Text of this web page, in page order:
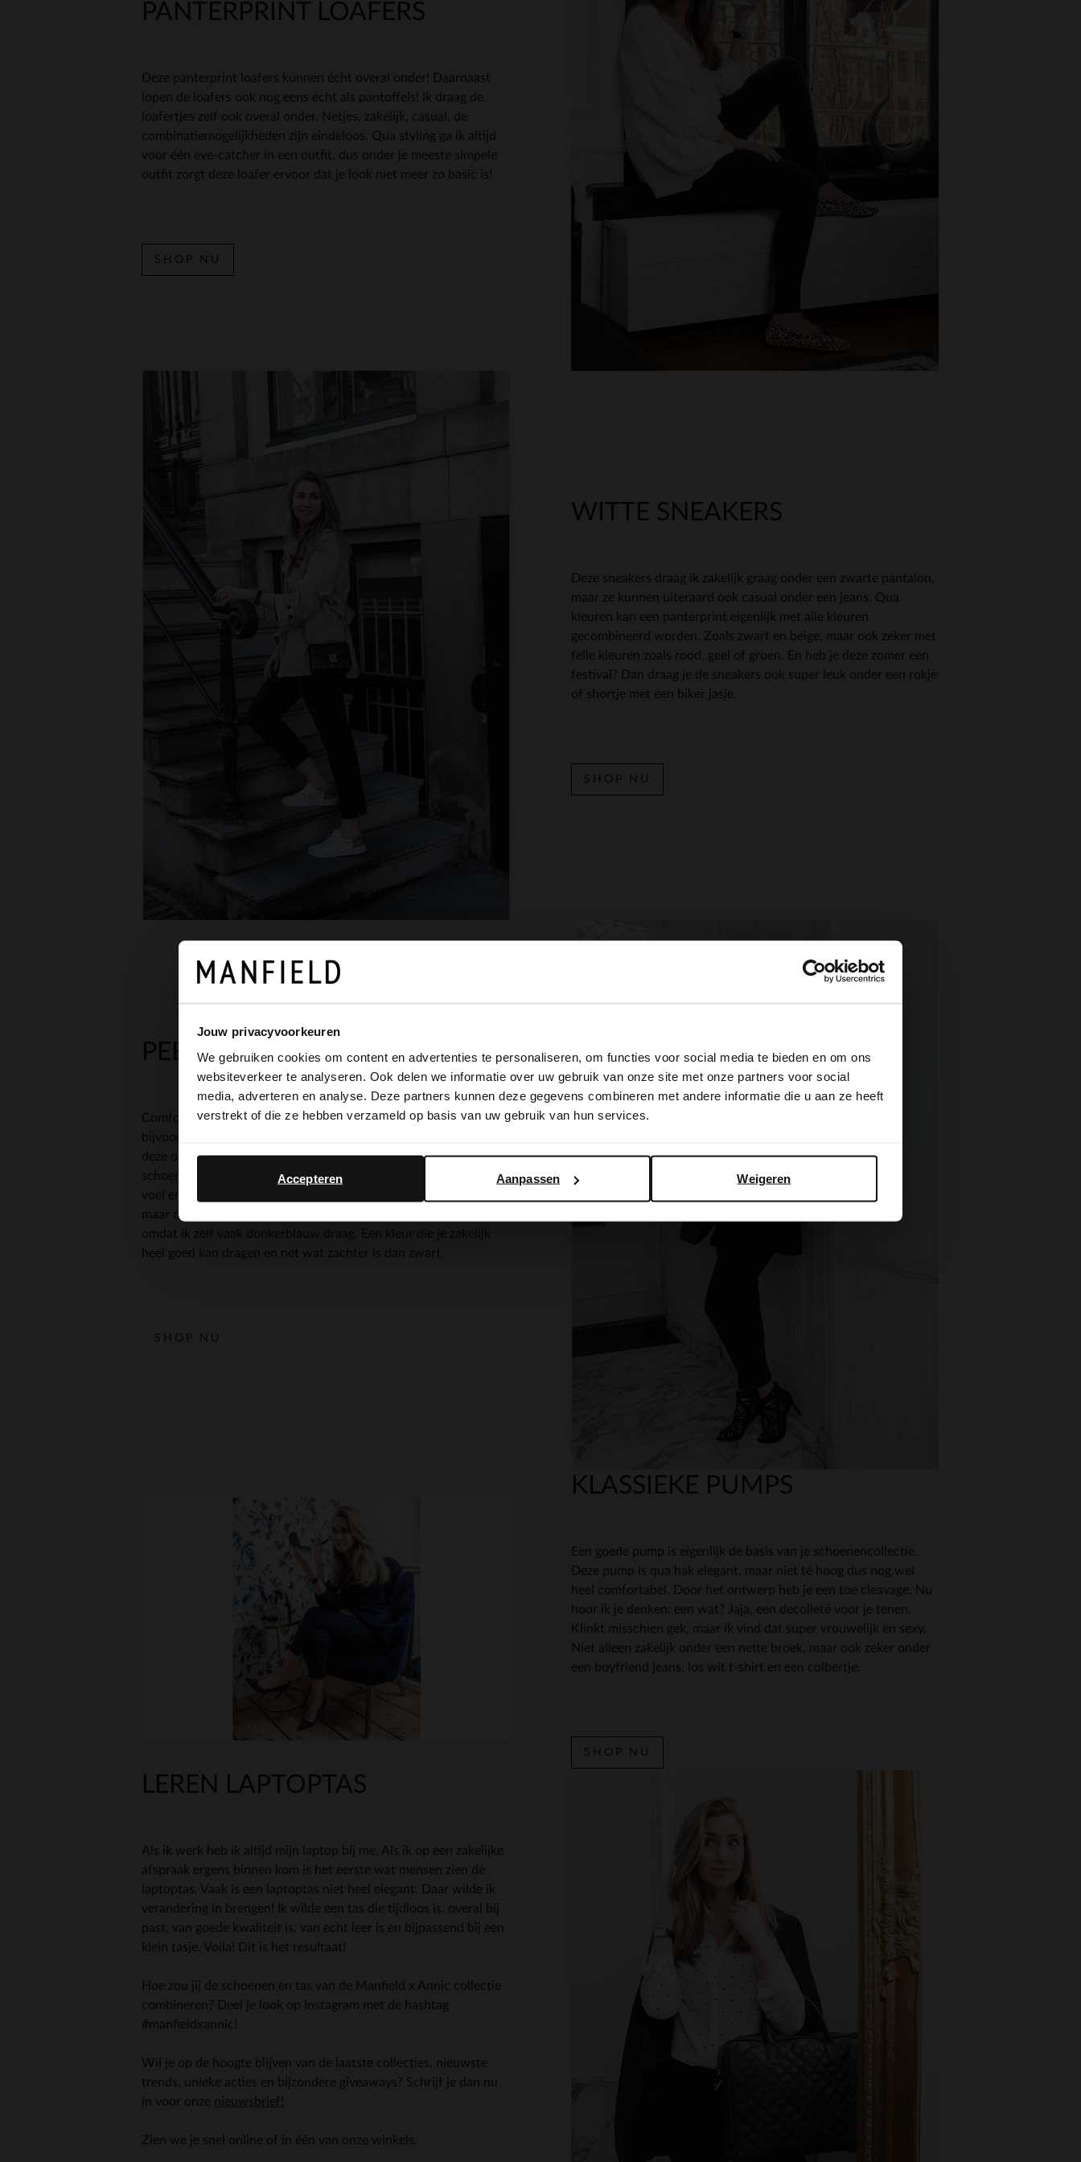
Jouw privacyvoorkeuren
We gebruiken cookies om content en advertenties te personaliseren, om functies voor social media te bieden en om ons
websiteverkeer te analyseren. Ook delen we informatie over uw gebruik van onze site met onze partners voor social
media, adverteren en analyse. Deze partners kunnen deze gegevens combineren met andere informatie die u aan ze heeft
verstrekt of die ze hebben verzameld op basis van uw gebruik van hun services.
Weigeren
Aanpassen
Accepteren
PANTERPRINT LOAFERS
Deze panterprint loafers kunnen écht overal onder! Daarnaast
lopen de loafers ook nog eens écht als pantoffels! Ik draag de
loafertjes zelf ook overal onder. Netjes, zakelijk, casual, de
combinatiemogelijkheden zijn eindeloos. Qua styling ga ik altijd
voor één eye-catcher in een outfit, dus onder je meeste simpele
outfit zorgt deze loafer ervoor dat je look niet meer zo basic is!
SHOP NU
WITTE SNEAKERS
Deze sneakers draag ik zakelijk graag onder een zwarte pantalon,
maar ze kunnen uiteraard ook casual onder een jeans. Qua
kleuren kan een panterprint eigenlijk met alle kleuren
gecombineerd worden. Zoals zwart en beige, maar ook zeker met
felle kleuren zoals rood, geel of groen. En heb je deze zomer een
festival? Dan draag je de sneakers ook super leuk onder een rokje
of shortje met een biker jasje.
SHOP NU
PEEPTOE PUMPS
Comfort is bij mij heel erg belangrijk. Zeker als ik werk en
bijvoorbeeld een lezing geef moet een schoen lekker zitten. Zoals
deze opengewerkte laarsjes met peeptoe. Wat zo fijn aan deze
schoenen is dat de pump stevig om je voet heen zit en daardoor
voel en loop ik ook zelfverzekerd. Zwart is natuurlijk altijd goed,
maar donkerblauw moest wat mij betreft ook in de collectie
omdat ik zelf vaak donkerblauw draag. Een kleur die je zakelijk
heel goed kan dragen en net wat zachter is dan zwart.
SHOP NU
KLASSIEKE PUMPS
Een goede pump is eigenlijk de basis van je schoenencollectie.
Deze pump is qua hak elegant, maar niet té hoog dus nog wel
heel comfortabel. Door het ontwerp heb je een toe cleavage. Nu
hoor ik je denken: een wat? Jaja, een decolleté voor je tenen.
Klinkt misschien gek, maar ik vind dat super vrouwelijk en sexy.
Niet alleen zakelijk onder een nette broek, maar ook zeker onder
een boyfriend jeans, los wit t-shirt en een colbertje.
SHOP NU
LEREN LAPTOPTAS
Als ik werk heb ik altijd mijn laptop bij me. Als ik op een zakelijke
afspraak ergens binnen kom is het eerste wat mensen zien de
laptoptas. Vaak is een laptoptas niet heel elegant. Daar wilde ik
verandering in brengen! Ik wilde een tas die tijdloos is, overal bij
past, van goede kwaliteit is, van echt leer is en bijpassend bij een
klein tasje. Voila! Dit is het resultaat!
Hoe zou jij de schoenen en tas van de Manfield x Annic collectie
combineren? Deel je look op Instagram met de hashtag
#manfieldxannic!
Wil je op de hoogte blijven van de laatste collecties, nieuwste
trends, unieke acties en bijzondere giveaways? Schrijf je dan nu
in voor onze nieuwsbrief!
Zien we je snel online of in één van onze winkels.
×
It looks like your language isn't Dutch. Would you like to